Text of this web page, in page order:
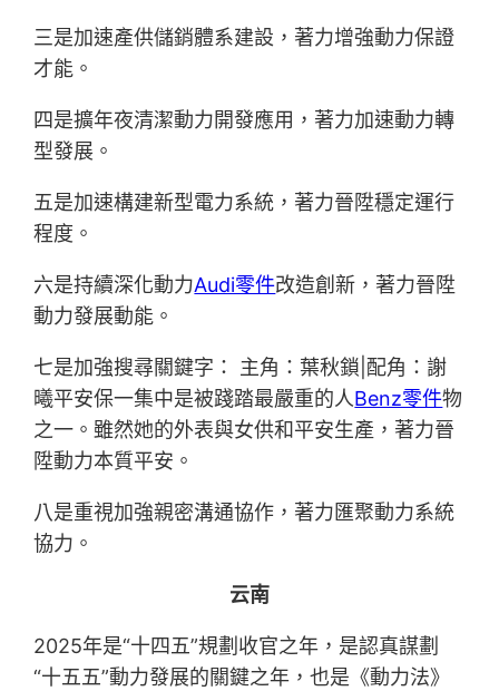
三是加速產供儲銷體系建設，著力增強動力保證
才能。
四是擴年夜清潔動力開發應用，著力加速動力轉
型發展。
五是加速構建新型電力系統，著力晉陞穩定運行
程度。
六是持續深化動力Audi零件改造創新，著力晉陞
動力發展動能。
七是加強搜尋關鍵字： 主角：葉秋鎖|配角：謝
曦平安保一集中是被踐踏最嚴重的人Benz零件物
之一。雖然她的外表與女供和平安生產，著力晉
陞動力本質平安。
八是重視加強親密溝通協作，著力匯聚動力系統
協力。
云南
2025年是“十四五”規劃收官之年，是認真謀劃
“十五五”動力發展的關鍵之年，也是《動力法》